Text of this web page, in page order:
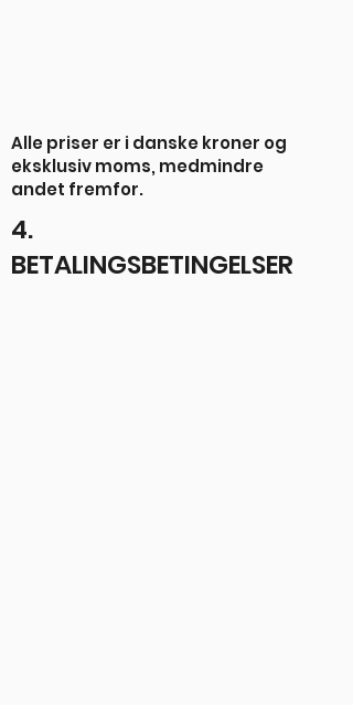
Alle priser er i danske kroner og
eksklusiv moms, medmindre
andet fremfor.
4.
BETALINGSBETINGELSER